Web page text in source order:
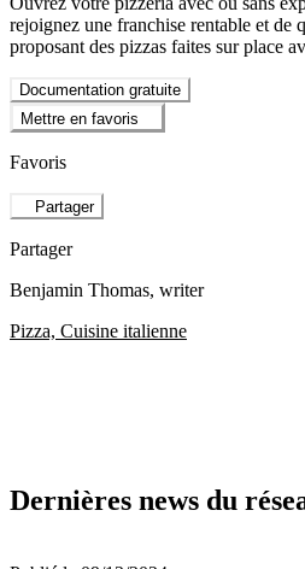
rejoignez une franchise rentable et de
proposant des pizzas faites sur place
Documentation gratuite
Mettre en favoris
Favoris
Partager
Partager
Benjamin Thomas, writer
Pizza, Cuisine italienne
Dernières news du